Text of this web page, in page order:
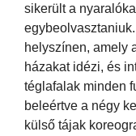
sikerült a
helyszínen, amely
házakat idézi, és
téglafalak minden
beleértve a négy
külső tájak